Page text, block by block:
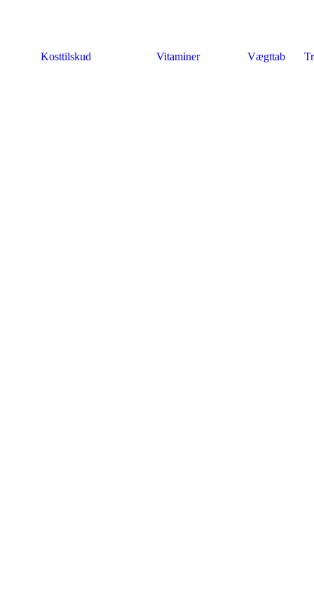
Kosttilskud Vitaminer Vægttab